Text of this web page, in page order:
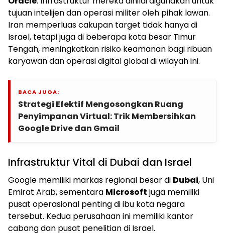
tujuan intelijen dan operasi militer oleh pihak lawan.
Iran memperluas cakupan target tidak hanya di
Israel, tetapi juga di beberapa kota besar Timur
Tengah, meningkatkan risiko keamanan bagi ribuan
karyawan dan operasi digital global di wilayah ini.
BACA JUGA:
Strategi Efektif Mengosongkan Ruang
Penyimpanan Virtual: Trik Membersihkan
Google Drive dan Gmail
Infrastruktur Vital di Dubai dan Israel
Google memiliki markas regional besar di Dubai, Uni
Emirat Arab, sementara Microsoft juga memiliki
pusat operasional penting di ibu kota negara
tersebut. Kedua perusahaan ini memiliki kantor
cabang dan pusat penelitian di Israel.